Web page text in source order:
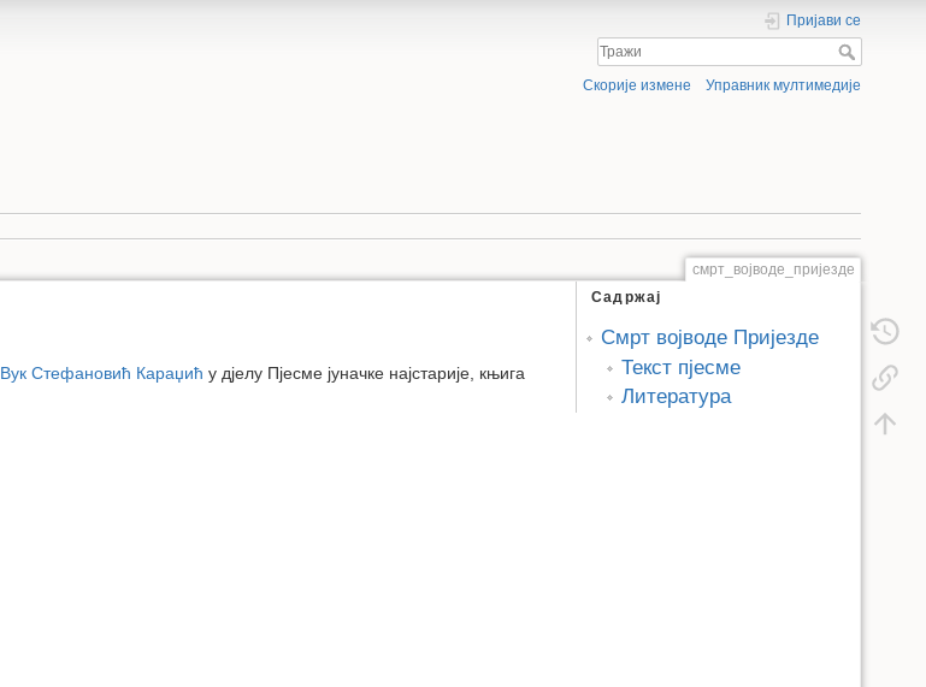
Пријави се
Скорије измене Управник мултимедије
смрт_војводе_пријезде
Садржај
Смрт војводе Пријезде
Текст пјесме
Литература
Вук Стефановић Караџић у дјелу Пјесме јуначке најстарије, књига